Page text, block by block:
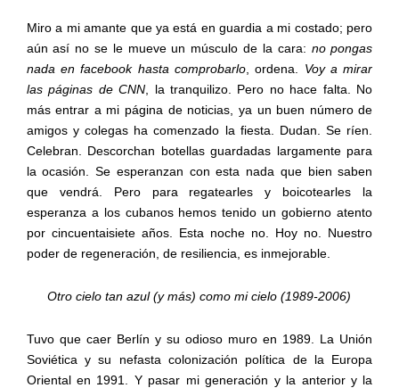
Miro a mi amante que ya está en guardia a mi costado; pero
aún así no se le mueve un músculo de la cara: no pongas
nada en facebook hasta comprobarlo , ordena. Voy a mirar
las páginas de CNN , la tranquilizo. Pero no hace falta. No
más entrar a mi página de noticias, ya un buen número de
amigos y colegas ha comenzado la fiesta. Dudan. Se ríen.
Celebran. Descorchan botellas guardadas largamente para
la ocasión. Se esperanzan con esta nada que bien saben
que vendrá. Pero para regatearles y boicotearles la
esperanza a los cubanos hemos tenido un gobierno atento
por cincuentaisiete años. Esta noche no. Hoy no. Nuestro
poder de regeneración, de resiliencia, es inmejorable.
Otro cielo tan azul (y más) como mi cielo (1989-2006)
Tuvo que caer Berlín y su odioso muro en 1989. La Unión
Soviética y su nefasta colonización política de la Europa
Oriental en 1991. Y pasar mi generación y la anterior y la